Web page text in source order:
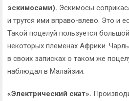
эскимосами). Эскимосы
и трутся ими вправо-влево. Это и
Такой поцелуй пользуется
некоторых племенах Африки.
в своих записках о таком же
наблюдал в Малайзии.
«Электрический скат».